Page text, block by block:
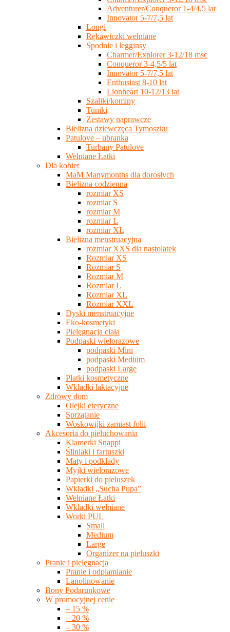
Adventurer/Conqueror 1-4/4,5 lat
Innovator 5-7/7,5 lat
Longi
Rękawiczki wełniane
Spodnie i legginsy
Charmer/Explorer 3-12/18 msc
Conqueror 3-4,5/5 lat
Innovator 5-7/7,5 lat
Enthusiast 8-10 lat
Lionheart 10-12/13 lat
Szaliki/kominy
Tuniki
Zestawy naprawcze
Bielizna dziewczęca Tymoszku
Patulove – ubranka
Turbany Patulove
Wełniane Łatki
Dla kobiet
MaM Manymonths dla dorosłych
Bielizna codzienna
rozmiar XS
rozmiar S
rozmiar M
rozmiar L
rozmiar XL
Bielizna menstruacyjna
rozmiar XXS dla nastolatek
Rozmiar XS
Rozmiar S
Rozmiar M
Rozmiar L
Rozmiar XL
Rozmiar XXL
Dyski menstruacyjne
Eko-kosmetyki
Pielęgnacja ciała
Podpaski wielorazowe
podpaski Mini
podpaski Medium
podpaski Large
Płatki kosmetyczne
Wkładki laktacyjne
Zdrowy dom
Olejki eteryczne
Sprzątanie
Woskowijki zamiast folii
Akcesoria do pieluchowania
Klamerki Snappi
Śliniaki i fartuszki
Maty i podkłady
Myjki wielorazowe
Papierki do pieluszek
Wkładki „Sucha Pupa”
Wełniane Łatki
Wkładki wełniane
Worki PUL
Small
Medium
Large
Organizer na pieluszki
Pranie i pielęgnacja
Pranie i odplamianie
Lanolinowanie
Bony Podarunkowe
W promocyjnej cenie
– 15 %
– 20 %
– 30 %